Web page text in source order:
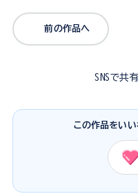
前の作品へ
SNSで共
この作品をい